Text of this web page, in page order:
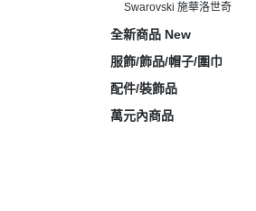
Swarovski 施華洛世奇
全新商品 New
服飾/飾品/帽子/圍巾
配件/裝飾品
萬元內商品